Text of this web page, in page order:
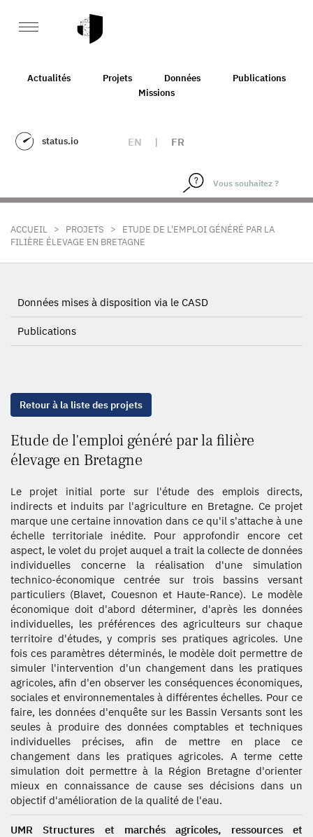
Actualités Projets Données
Publications
Missions
status.io EN | FR
ACCUEIL > PROJETS >
ETUDE DE L'EMPLOI GÉNÉRÉ PAR LA
FILIÈRE ÉLEVAGE EN BRETAGNE
Données mises à disposition via le CASD
Publications
Retour à la liste des projets
Etude de l'emploi généré par la filière
élevage en Bretagne
Le projet initial porte sur l'étude des emplois directs,
indirects et induits par l'agriculture en Bretagne. Ce projet
marque une certaine innovation dans ce qu'il s'attache à une
échelle territoriale inédite. Pour approfondir encore cet
aspect, le volet du projet auquel a trait la collecte de données
individuelles concerne la réalisation d'une simulation
technico-économique centrée sur trois bassins versant
particuliers (Blavet, Couesnon et Haute-Rance). Le modèle
économique doit d'abord déterminer, d'après les données
individuelles, les préférences des agriculteurs sur chaque
territoire d'études, y compris ses pratiques agricoles. Une
fois ces paramètres déterminés, le modèle doit permettre de
simuler l'intervention d'un changement dans les pratiques
agricoles, afin d'en observer les conséquences économiques,
sociales et environnementales à différentes échelles. Pour ce
faire, les données d'enquête sur les Bassin Versants sont les
seules à produire des données comptables et techniques
individuelles précises, afin de mettre en place ce
changement dans les pratiques agricoles. A terme cette
simulation doit permettre à la Région Bretagne d'orienter
mieux en connaissance de cause ses décisions dans un
objectif d'amélioration de la qualité de l'eau.
UMR Structures et marchés agricoles, ressources et